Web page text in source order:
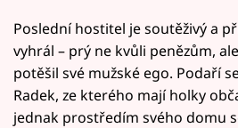
Poslední hostitel je soutěživý a
vyhrál – prý ne kvůli penězům,
potěšil své mužské ego. Podaří
Radek, ze kterého mají holky
jednak prostředím svého domu